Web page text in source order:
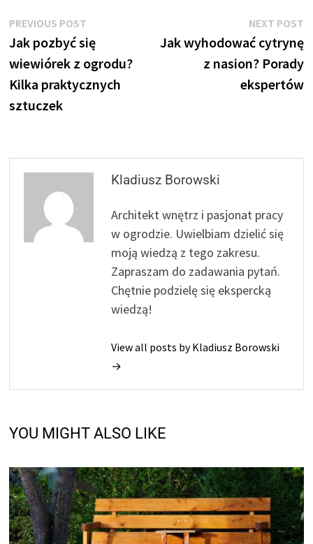
Nawigacja
wpisu
PREVIOUS POST
post:
Jak pozbyć się
wiewiórek z ogrodu?
Kilka praktycznych
sztuczek
NEXT POST
Jak wyhodować cytrynę
z nasion? Porady
ekspertów
Kladiusz Borowski
Architekt wnętrz i pasjonat pracy
w ogrodzie. Uwielbiam dzielić się
moją wiedzą z tego zakresu.
Zapraszam do zadawania pytań.
Chętnie podzielę się ekspercką
wiedzą!
View all posts by Kladiusz Borowski
→
YOU MIGHT ALSO LIKE